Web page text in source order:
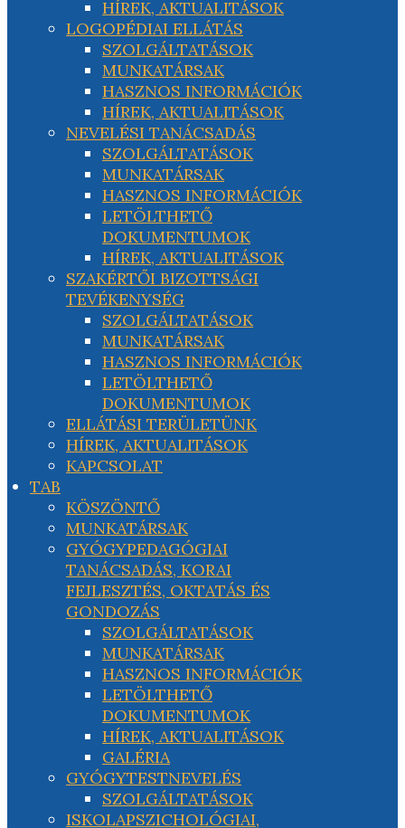
HÍREK, AKTUALITÁSOK
LOGOPÉDIAI ELLÁTÁS
SZOLGÁLTATÁSOK
MUNKATÁRSAK
HASZNOS INFORMÁCIÓK
HÍREK, AKTUALITÁSOK
NEVELÉSI TANÁCSADÁS
SZOLGÁLTATÁSOK
MUNKATÁRSAK
HASZNOS INFORMÁCIÓK
LETÖLTHETŐ
DOKUMENTUMOK
HÍREK, AKTUALITÁSOK
SZAKÉRTŐI BIZOTTSÁGI
TEVÉKENYSÉG
SZOLGÁLTATÁSOK
MUNKATÁRSAK
HASZNOS INFORMÁCIÓK
LETÖLTHETŐ
DOKUMENTUMOK
ELLÁTÁSI TERÜLETÜNK
HÍREK, AKTUALITÁSOK
KAPCSOLAT
TAB
KÖSZÖNTŐ
MUNKATÁRSAK
GYÓGYPEDAGÓGIAI
TANÁCSADÁS, KORAI
FEJLESZTÉS, OKTATÁS ÉS
GONDOZÁS
SZOLGÁLTATÁSOK
MUNKATÁRSAK
HASZNOS INFORMÁCIÓK
LETÖLTHETŐ
DOKUMENTUMOK
HÍREK, AKTUALITÁSOK
GALÉRIA
GYÓGYTESTNEVELÉS
SZOLGÁLTATÁSOK
ISKOLAPSZICHOLÓGIAI,